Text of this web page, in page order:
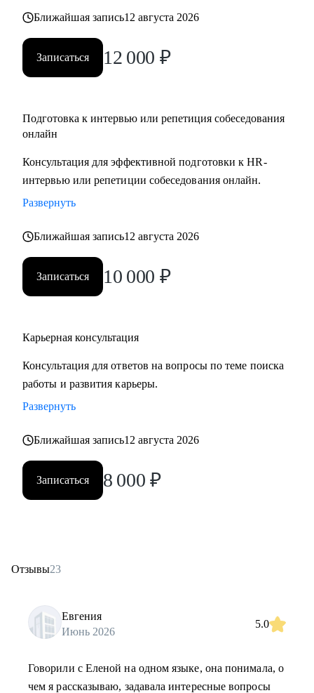
Ближайшая запись12 августа 2026
Записаться 12 000 ₽
Подготовка к интервью или репетиция собеседования
онлайн
Консультация для эффективной подготовки к HR-
интервью или репетиции собеседования онлайн.
Развернуть
Ближайшая запись12 августа 2026
Записаться 10 000 ₽
Карьерная консультация
Консультация для ответов на вопросы по теме поиска
работы и развития карьеры.
Развернуть
Ближайшая запись12 августа 2026
Записаться 8 000 ₽
Отзывы23
Евгения
Июнь 2026
5.0
Говорили с Еленой на одном языке, она понимала, о
чем я рассказываю, задавала интересные вопросы